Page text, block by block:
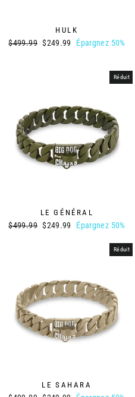
HULK
Prix
$499.99 Prix
$249.99 Épargnez 50%
Réduit
LE GÉNÉRAL
Prix
$499.99 Prix
$249.99 Épargnez 50%
Réduit
LE SAHARA